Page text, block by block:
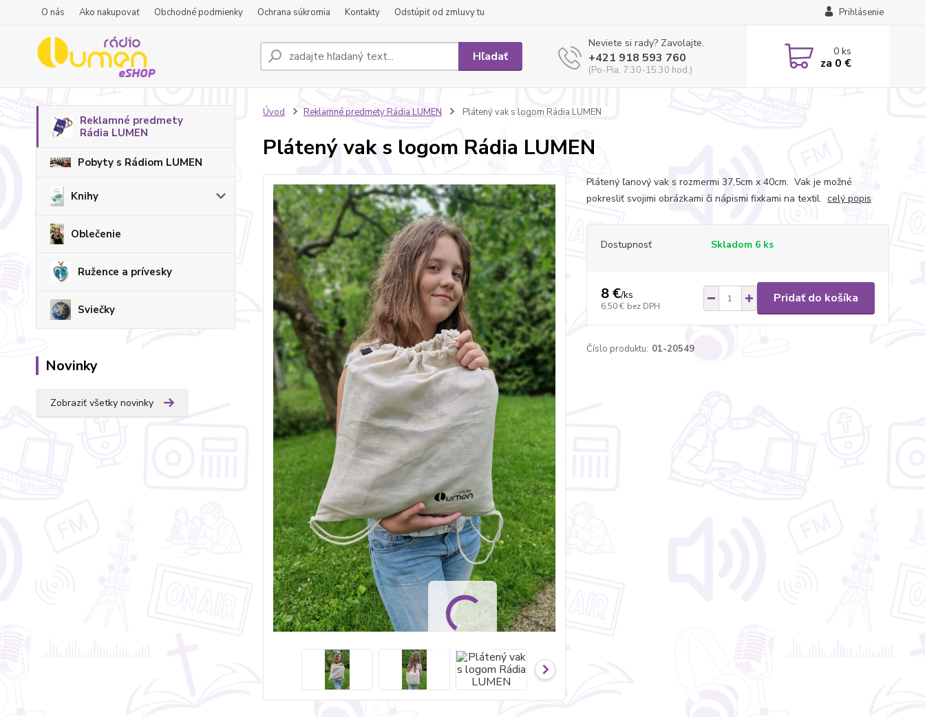
O nás Ako nakupovať Obchodné podmienky Ochrana súkromia Kontakty Odstúpiť od zmluvy tu Prihlásenie
Hľadať
Neviete si rady? Zavolajte.
+421 918 593 760
(Po-Pia, 7:30-15:30 hod.)
0ks
za 0 €
Reklamné predmety
Rádia LUMEN
Pobyty s Rádiom LUMEN
Knihy
Oblečenie
Ružence a prívesky
Sviečky
Novinky
Zobraziť všetky novinky
Úvod Reklamné predmety Rádia LUMEN Plátený vak s logom Rádia LUMEN
Plátený vak s logom Rádia LUMEN
Plátený ľanový vak s rozmermi 37,5cm x 40cm. Vak je možné
pokresliť svojimi obrázkami či nápismi fixkami na textil. celý popis
Dostupnosť Skladom 6 ks
8 €/ks
6,50 € bez DPH
Pridať do košíka
Číslo produktu: 01-20549